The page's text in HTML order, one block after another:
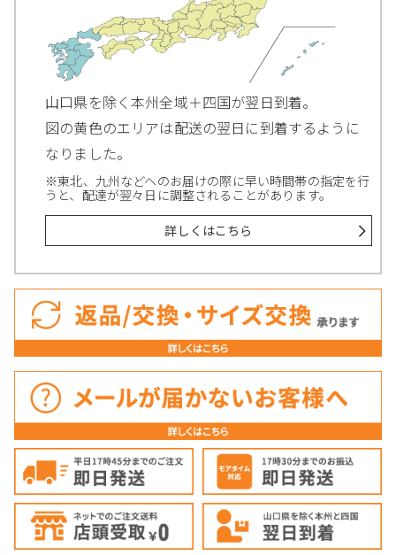
山口県を除く本州全域＋四国が翌日到着。
図の黄色のエリアは配送の翌日に到着するように
なりました。
※東北、九州などへのお届けの際に早い時間帯の指定を行
うと、配達が翌々日に調整されることがあります。
詳しくはこちら